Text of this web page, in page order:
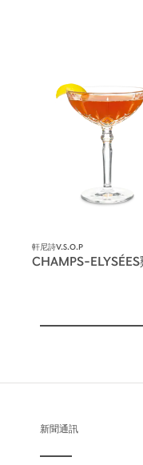
軒尼詩V.S.O.P
CHAMPS-
新聞通訊